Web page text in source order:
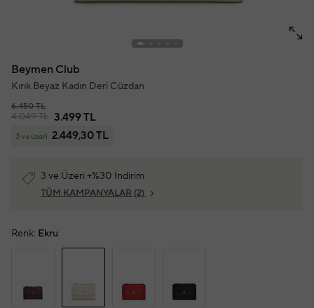
Beymen Club
Kırık Beyaz Kadın Deri Cüzdan
6.450 TL
4.049 TL 3.499 TL
3 ve üzeri 2.449,30 TL
3 ve Üzeri +%30 İndirim
TÜM KAMPANYALAR (2)
Renk: Ekru